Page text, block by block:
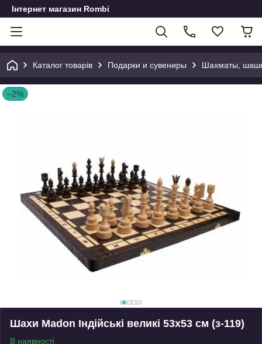
Інтернет магазин Rombi
Каталог товарів Подарки и сувениры Шахматы,
–2%
Шахи Madon Індійські великі 53х53 см (з-119)
В наявності